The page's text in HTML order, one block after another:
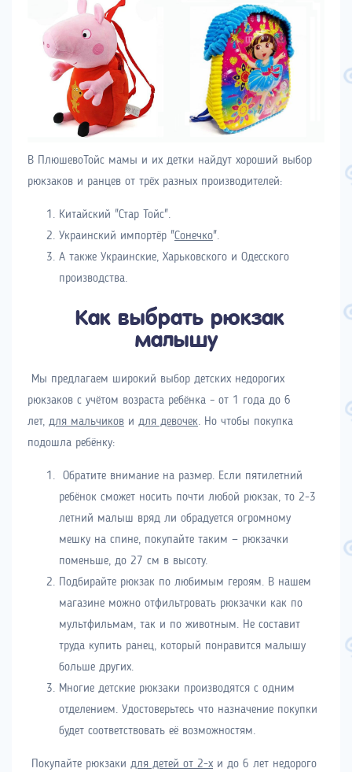
В ПлюшевоТойс мамы и их детки найдут хороший выбор
рюкзаков и ранцев от трёх разных производителей:
Китайский "Стар Тойс".
Украинский импортёр "Сонечко".
А также Украинские, Харьковского и Одесского
производства.
Как выбрать рюкзак
малышу
Мы предлагаем широкий выбор детских недорогих
рюкзаков с учётом возраста ребёнка – от 1 года до 6
лет, для мальчиков и для девочек. Но чтобы покупка
подошла ребёнку:
Обратите внимание на размер. Если пятилетний
ребёнок сможет носить почти любой рюкзак, то 2-3
летний малыш вряд ли обрадуется огромному
мешку на спине, покупайте таким — рюкзачки
поменьше, до 27 см в высоту.
Подбирайте рюкзак по любимым героям. В нашем
магазине можно отфильтровать рюкзачки как по
мультфильмам, так и по животным. Не составит
труда купить ранец, который понравится малышу
больше других.
Многие детские рюкзаки производятся с одним
отделением. Удостоверьтесь что назначение покупки
будет соответствовать её возможностям.
Покупайте рюкзаки для детей от 2-х и до 6 лет недорого